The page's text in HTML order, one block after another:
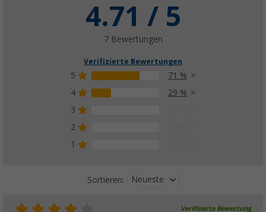
4.71 / 5
7 Bewertungen
Verifizierte Bewertungen
5
71 %
4
29 %
3
2
1
Sortieren: Neueste
Verifizierte Bewertung